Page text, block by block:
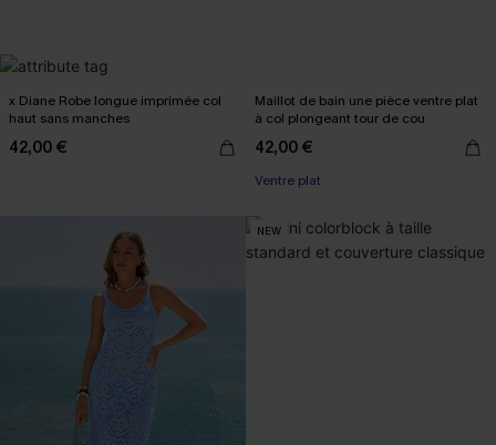
x Diane Robe longue imprimée col
haut sans manches
42,00 €
Maillot de bain une pièce ventre plat
à col plongeant tour de cou
42,00 €
Ventre plat
NEW